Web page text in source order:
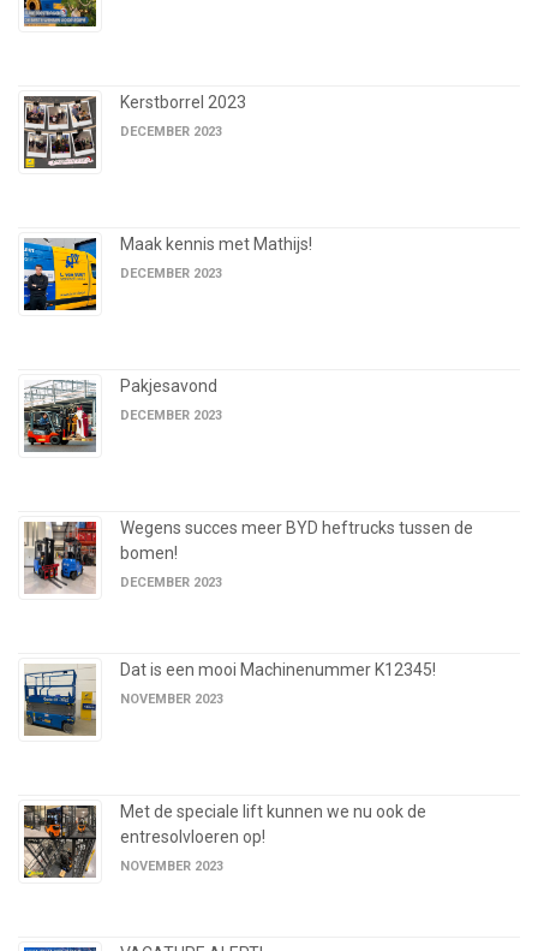
Kerstborrel 2023
DECEMBER 2023
Maak kennis met Mathijs!
DECEMBER 2023
Pakjesavond
DECEMBER 2023
Wegens succes meer BYD heftrucks tussen de
bomen!
DECEMBER 2023
Dat is een mooi Machinenummer K12345!
NOVEMBER 2023
Met de speciale lift kunnen we nu ook de
entresolvloeren op!
NOVEMBER 2023